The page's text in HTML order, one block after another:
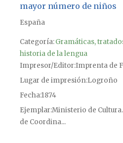
mayor número de niños
España
Categoría:Gramáticas,
historia de la lengua
Impresor/Editor Imprenta de
Lugar de impresiónLogroño
Fecha1874
Ejemplar Ministerio de
de Coordina...